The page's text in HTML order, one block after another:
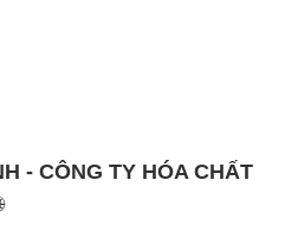
- CÔNG TY HÓA CHẤT
- 028.3756.1841-